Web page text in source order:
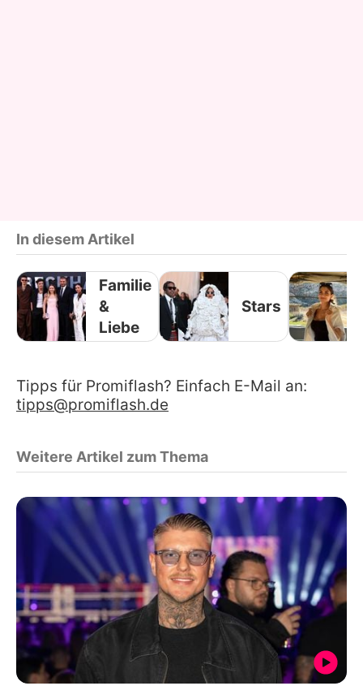
In diesem Artikel
Familie
&
Liebe
Stars
Tipps für Promiflash? Einfach E-Mail an:
tipps@promiflash.de
Weitere Artikel zum Thema